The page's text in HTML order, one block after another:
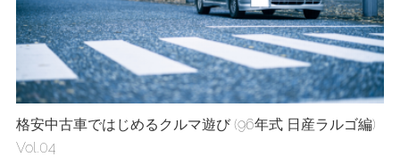
格安中古車ではじめるクルマ遊び (96年式 日産ラルゴ編)
Vol.04